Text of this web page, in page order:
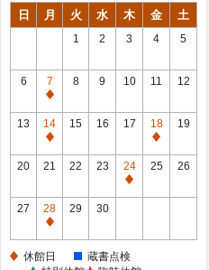
日 月 火 水 木 金 土
1 2 3 4 5
6
7
休
館
日
8 9 10 11 12
13
14
休
館
15 16 17
18
休
館
19
20 21 22 23
24
休
25 26
27
28
休
日
29 30
休館日
蔵書点検